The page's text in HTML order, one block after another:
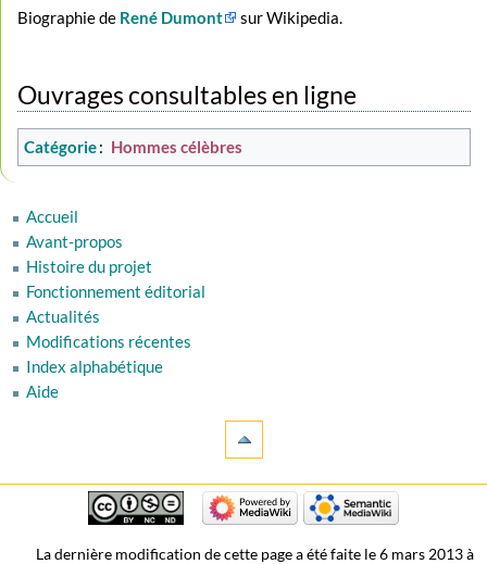
Biographie de René Dumont sur Wikipedia.
Ouvrages consultables en ligne
Catégorie: Hommes célèbres
Accueil
Avant-propos
Histoire du projet
Fonctionnement éditorial
Actualités
Modifications récentes
Index alphabétique
Aide
La dernière modification de cette page a été faite le 6 mars 2013 à